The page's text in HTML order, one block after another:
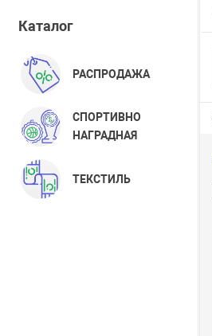
Каталог
РАСПРОДАЖА
СПОРТИВНО
НАГРАДНАЯ
ТЕКСТИЛЬ